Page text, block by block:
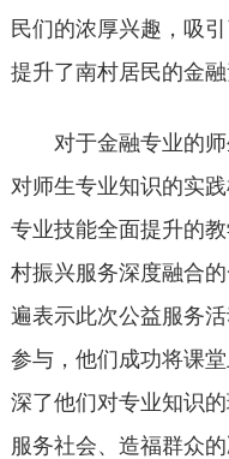
民们的浓厚兴趣，吸
提升了南村居民的金融
对于金融专业的
对师生专业知识的实
专业技能全面提升的
村振兴服务深度融合
遍表示此次公益服务
参与，他们成功将课
深了他们对专业知识
服务社会、造福群众